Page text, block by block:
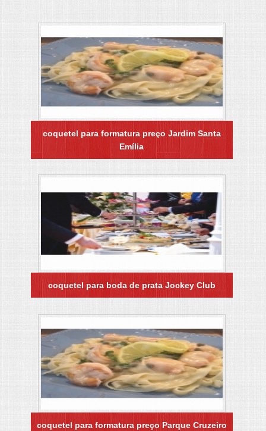
coquetel para formatura preço Jardim Santa
Emília
coquetel para boda de prata Jockey Club
coquetel para formatura preço Parque Cruzeiro